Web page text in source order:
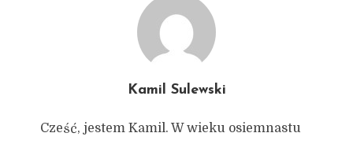
Kamil Sulewski
Cześć, jestem Kamil. W wieku osiemnastu